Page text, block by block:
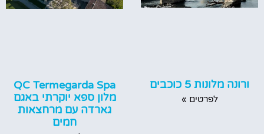
ורונה מלונות 5 כוכבים
לפרטים »
QC Termegarda Spa
מלון ספא יוקרתי באגם
גארדה עם מרחצאות
חמים